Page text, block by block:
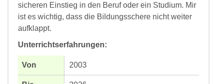
sicheren Einstieg in den Beruf oder ein Studium. Mir
ist es wichtig, dass die Bildungsschere nicht weiter
aufklappt.
Unterrichtserfahrungen:
2003